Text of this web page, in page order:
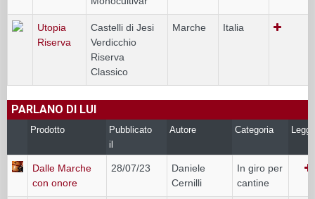
Utopia
Riserva
Castelli di Jesi
Verdicchio
Riserva
Classico
Marche Italia
PARLANO DI LUI
Prodotto
Pubblicato
il
Autore Categoria Leggi
Dalle Marche
con onore
28/07/23
Daniele
Cernilli
In giro per
cantine